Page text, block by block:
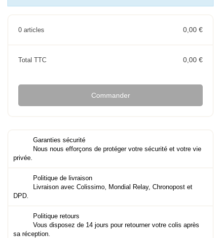
0 articles 0,00 €
Total TTC 0,00 €
Commander
Garanties sécurité
Nous nous efforçons de protéger votre sécurité et votre vie
privée.
Politique de livraison
Livraison avec Colissimo, Mondial Relay, Chronopost et
DPD.
Politique retours
Vous disposez de 14 jours pour retourner votre colis après
sa réception.